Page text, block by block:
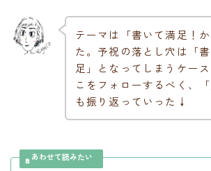
テーマは「書いて満足！
た。予祝の落とし穴は「
足」となってしまうケー
こをフォローするべく、「
も振り返っていった↓